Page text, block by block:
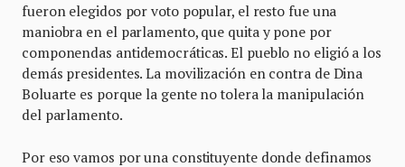
fueron elegidos por voto popular, el resto fue una
maniobra en el parlamento, que quita y pone por
componendas antidemocráticas. El pueblo no eligió a los
demás presidentes. La movilización en contra de Dina
Boluarte es porque la gente no tolera la manipulación
del parlamento.
Por eso vamos por una constituyente donde definamos